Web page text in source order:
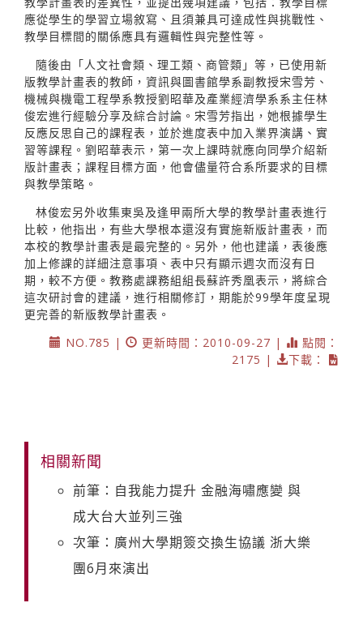
應從學生的學習立場敘寫、且須兼具可達成性與挑戰性、
教學目標間的關係應具有邏輯性與完整性等。
隨後由「人文社會類、理工類、商管類」等，已使用新
版教學計畫表的教師，資訊與圖書館學系副教授宋雪芳、
機械與機電工程學系教授劉昭華及產業經濟學系系主任林
俊宏進行經驗分享及綜合討論。宋雪芳指出，她根據學生
反應反思自己的課程表，並於進度表中加入業界演講、實
習等課程。劉昭華表示，第一次上課時就應向同學介紹新
版計畫表；課程目標方面，他會儘量符合系所要求的目標
與教學策略。
林俊宏另外收集東吳及逢甲兩所大學的教學計畫表進行
比較，他指出，有些大學根本還沒有實施新版計畫表，而
本校的教學計畫表是最完整的。另外，他也建議，表後應
加上修課的詳細注意事項、表中只有顯示週次而沒有日
期，較不方便。教務處課務組組長蘇許秀凰表示，將綜合
這次研討會的建議，進行相關修訂，期能於99學年度呈現
更完善的新版教學計畫表。
NO.785 |
更新時間：2010-09-27 |
點閱：
2175 |
下載：
相關新聞
前筆：自我能力提升 金融海嘯應變 與
成大台大並列三強
次筆：廣州大學期簽交換生協議 浙大樂
團6月來演出